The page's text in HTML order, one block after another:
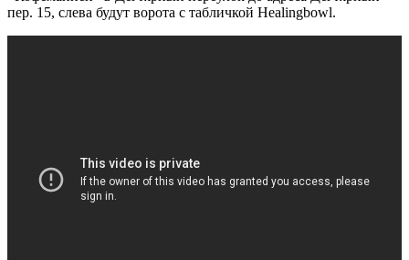
пер. 15, слева будут ворота с табличкой Healingbowl.